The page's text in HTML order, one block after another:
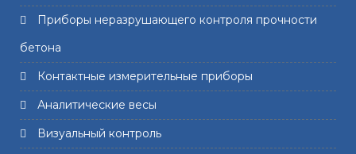
Приборы неразрушающего контроля прочности
бетона
Контактные измерительные приборы
Аналитические весы
Визуальный контроль